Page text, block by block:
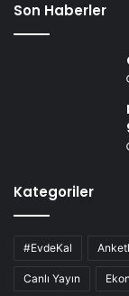
Son Haberler
Kategoriler
#EvdeKal
Canlı Yayın